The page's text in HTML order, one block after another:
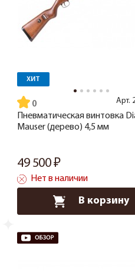
ХИТ
Арт.
Пневматическая винтовка
Mauser (дерево) 4,5 мм
49 500
Нет в наличии
В корзину